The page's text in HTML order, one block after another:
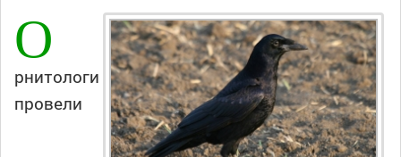
О
рнитологи
провели